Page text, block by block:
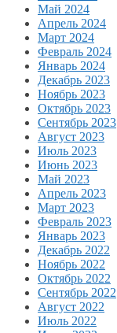
Май 2024
Апрель 2024
Март 2024
Февраль 2024
Январь 2024
Декабрь 2023
Ноябрь 2023
Октябрь 2023
Сентябрь 2023
Август 2023
Июль 2023
Июнь 2023
Май 2023
Апрель 2023
Март 2023
Февраль 2023
Январь 2023
Декабрь 2022
Ноябрь 2022
Октябрь 2022
Сентябрь 2022
Август 2022
Июль 2022